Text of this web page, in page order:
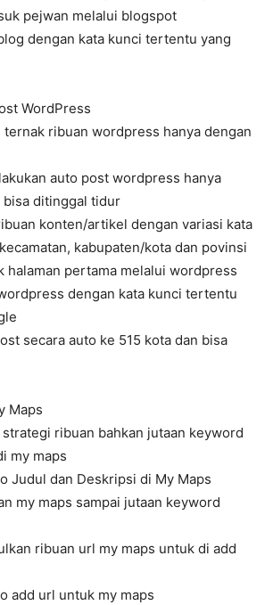
pejwan melalui blogspot
dengan kata kunci tertentu yang
WordPress
ternak ribuan wordpress hanya dengan
auto post wordpress hanya
bisa ditinggal tidur
konten/artikel dengan variasi kata
kabupaten/kota dan povinsi
halaman pertama melalui wordpress
dengan kata kunci tertentu
secara auto ke 515 kota dan bisa
Maps
ribuan bahkan jutaan keyword
my maps
Judul dan Deskripsi di My Maps
my maps sampai jutaan keyword
ribuan url my maps untuk di add
add url untuk my maps